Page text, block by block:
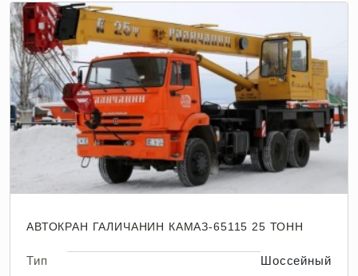
АВТОКРАН ГАЛИЧАНИН КАМАЗ-65115 25 ТОНН
Тип
Шоссейный